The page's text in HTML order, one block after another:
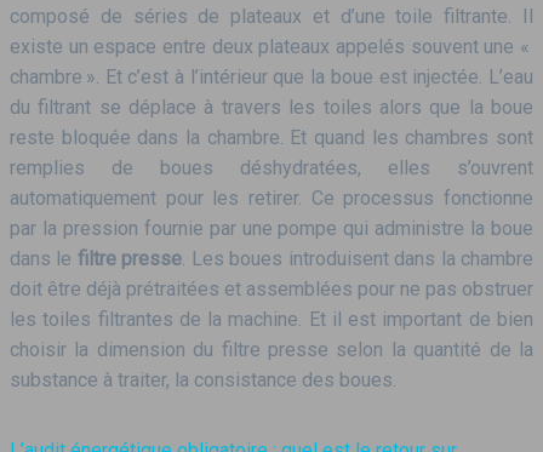
composé de séries de plateaux et d’une toile filtrante. Il
existe un espace entre deux plateaux appelés souvent une «
chambre ». Et c’est à l’intérieur que la boue est injectée. L’eau
du filtrant se déplace à travers les toiles alors que la boue
reste bloquée dans la chambre. Et quand les chambres sont
remplies de boues déshydratées, elles s’ouvrent
automatiquement pour les retirer. Ce processus fonctionne
par la pression fournie par une pompe qui administre la boue
dans le filtre presse. Les boues introduisent dans la chambre
doit être déjà prétraitées et assemblées pour ne pas obstruer
les toiles filtrantes de la machine. Et il est important de bien
choisir la dimension du filtre presse selon la quantité de la
substance à traiter, la consistance des boues.